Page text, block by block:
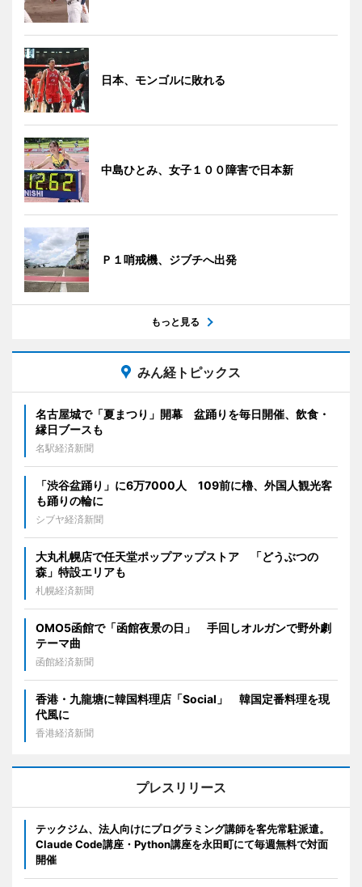
日本、モンゴルに敗れる
中島ひとみ、女子１００障害で日本新
Ｐ１哨戒機、ジブチへ出発
もっと見る
みん経トピックス
名古屋城で「夏まつり」開幕 盆踊りを毎日開催、飲食・
縁日ブースも
名駅経済新聞
「渋谷盆踊り」に6万7000人 109前に櫓、外国人観光客
も踊りの輪に
シブヤ経済新聞
大丸札幌店で任天堂ポップアップストア 「どうぶつの
森」特設エリアも
札幌経済新聞
OMO5函館で「函館夜景の日」 手回しオルガンで野外劇
テーマ曲
函館経済新聞
香港・九龍塘に韓国料理店「Social」 韓国定番料理を現
代風に
香港経済新聞
プレスリリース
テックジム、法人向けにプログラミング講師を客先常駐派遣。
Claude Code講座・Python講座を永田町にて毎週無料で対面
開催